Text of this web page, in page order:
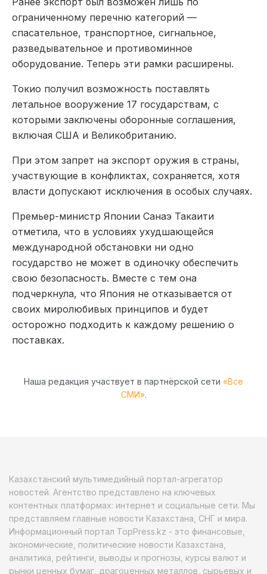
ограниченному перечню категорий —
спасательное, транспортное, сигнальное,
разведывательное и противоминное
оборудование. Теперь эти рамки расширены.
Токио получил возможность поставлять
летальное вооружение 17 государствам, с
которыми заключены оборонные соглашения,
включая США и Великобританию.
При этом запрет на экспорт оружия в страны,
участвующие в конфликтах, сохраняется, хотя
власти допускают исключения в особых случаях.
Премьер-министр Японии Санаэ Такаити
отметила, что в условиях ухудшающейся
международной обстановки ни одно
государство не может в одиночку обеспечить
свою безопасность. Вместе с тем она
подчеркнула, что Япония не отказывается от
своих миролюбивых принципов и будет
осторожно подходить к каждому решению о
поставках.
Наша редакция участвует в партнёрской сети «Все
СМИ».
Казахстанский мультимедийный портал-агрегатор
новостей. Агентство представлено на ключевых
контентных платформах: интернет и социальные сети. Мы
представляем главные новости Казахстана, СНГ и мира.
Информационный портал TopPress.kz - это финансовые,
экономические, политические новости Казахстана,
аналитика, рейтинги, выводы и прогнозы, курсы валют и
рынки ценных бумаг, драгоценных металлов, сырьевых и